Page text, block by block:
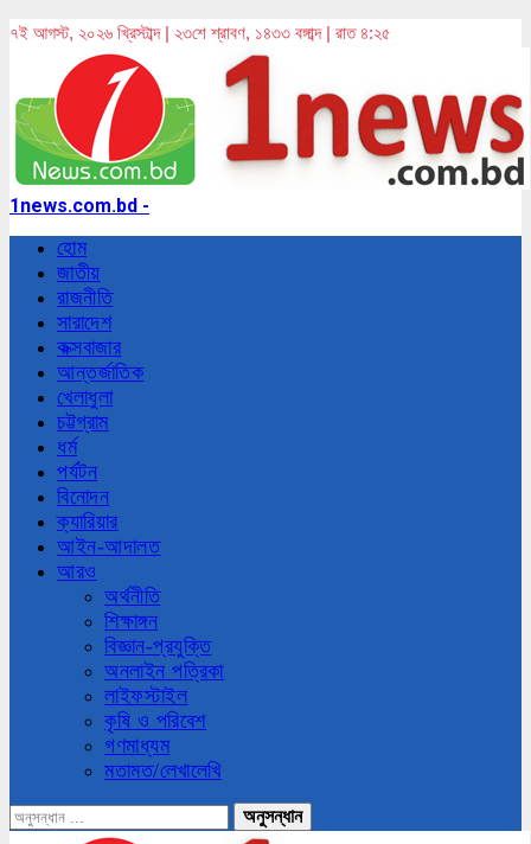
৭ই আগস্ট, ২০২৬ খ্রিস্টাব্দ | ২৩শে শ্রাবণ, ১৪৩৩ বঙ্গাব্দ | রাত ৪:২৫
1news.com.bd -
হোম
জাতীয়
রাজনীতি
সারাদেশ
কক্সবাজার
আন্তর্জাতিক
খেলাধুলা
চট্টগ্রাম
ধর্ম
পর্যটন
বিনোদন
ক্যারিয়ার
আইন-আদালত
আরও
অর্থনীতি
শিক্ষাঙ্গন
বিজ্ঞান-প্রযুক্তি
অনলাইন পত্রিকা
লাইফস্টাইল
কৃষি ও পরিবেশ
গণমাধ্যম
মতামত/লেখালেখি